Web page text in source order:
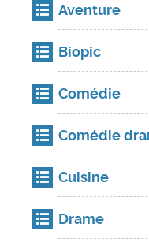
Aventure
Biopic
Comédie
Comédie
Cuisine
Drame